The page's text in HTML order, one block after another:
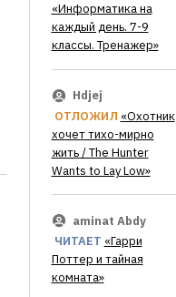
«Информатика на
каждый день. 7-9
классы. Тренажер»
Hdjej
ОТЛОЖИЛ «Охотник
хочет тихо-мирно
жить / The Hunter
Wants to Lay Low»
aminat Abdy
ЧИТАЕТ «Гарри
Поттер и тайная
комната»